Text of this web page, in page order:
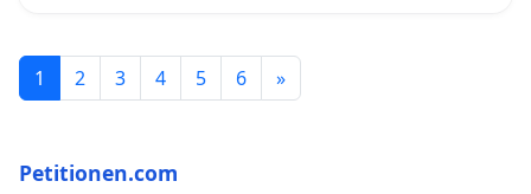
1 2 3 4 5 6 »
Petitionen.com